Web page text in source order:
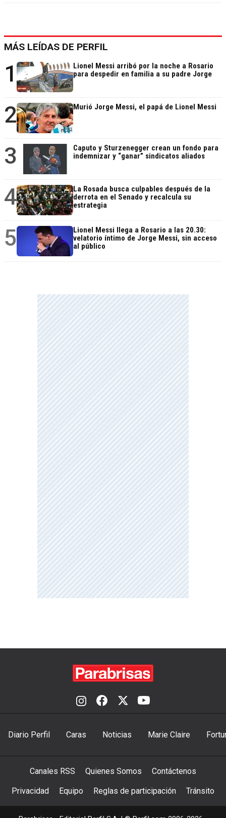
MÁS LEÍDAS DE PERFIL
1
Lionel Messi arribó por la noche a Rosario
para despedir en familia a su padre Jorge
2 Murió Jorge Messi, el papá de Lionel Messi
3
Caputo y Sturzenegger crean un fondo para
indemnizar y “ganar” sindicatos aliados
4
La Rosada busca culpables después de la
derrota en el Senado y recalcula su
estrategia
5
Lionel Messi llega a Rosario a las 20.30:
velatorio íntimo de Jorge Messi, sin acceso
al público
Diario Perfil Caras Noticias Marie Claire
Canales RSS Quienes Somos Contáctenos
Privacidad Equipo Reglas de participación Tránsito